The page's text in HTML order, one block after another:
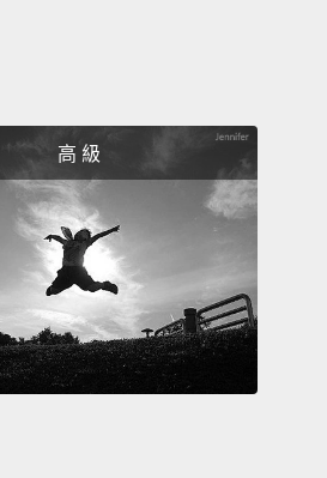
首都之一，它真的是一塊
街上漫步然後有所收穫。
的一面。
高 級